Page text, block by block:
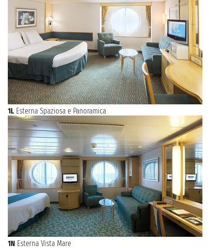
1L Esterna Spaziosa e Panoramica
1N Esterna Vista Mare